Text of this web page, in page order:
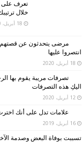
تعرف على
خلال
18 أبريل، 2020
مرضى يتحدثون عن قصتهم
انتصروا عليها
18 أبريل، 2020
تصرفات مريبة يقوم بها
اليكِ هذه التصرفات
12 أبريل، 2020
علامات تدل على أنك
16 أبريل، 2019
تسببت بوفاة البعض وصدمة